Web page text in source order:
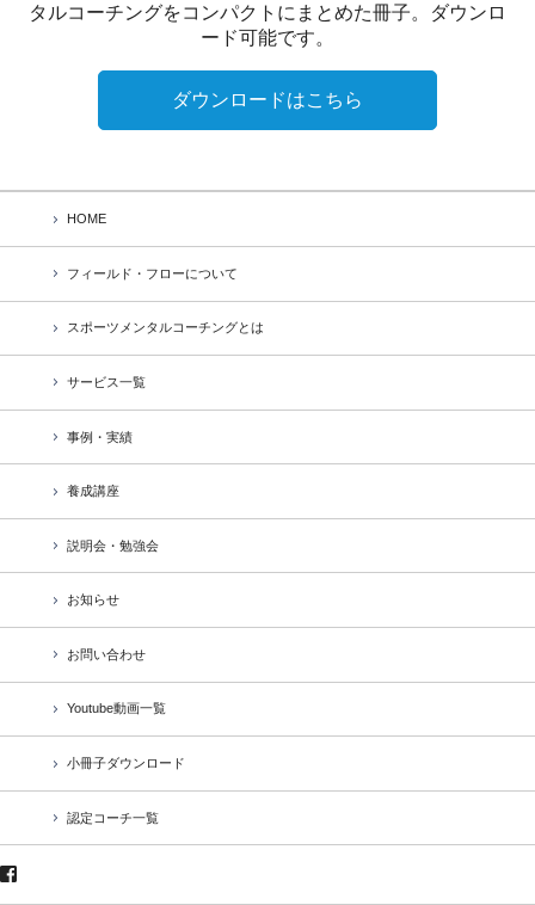
タルコーチングをコンパクトにまとめた冊子。ダウンロ
ード可能です。
ダウンロードはこちら
HOME
フィールド・フローについて
スポーツメンタルコーチングとは
サービス一覧
事例・実績
養成講座
説明会・勉強会
お知らせ
お問い合わせ
Youtube動画一覧
小冊子ダウンロード
認定コーチ一覧